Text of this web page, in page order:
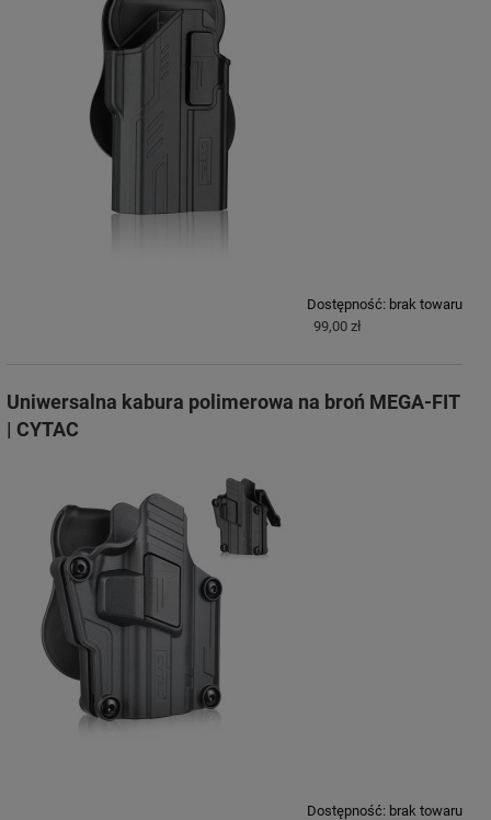
Dostępność: brak towaru
99,00 zł
Uniwersalna kabura polimerowa na broń MEGA-FIT
| CYTAC
Dostępność: brak towaru